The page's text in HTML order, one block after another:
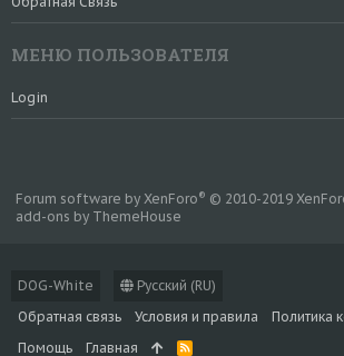
МЕНЮ ПОЛЬЗОВАТЕЛЯ
Login
DOG-White
Русский (RU)
Обратная связь
Условия и правила
Политика
Помощь
Главная
R
Forum software by XenForo® © 2010-2019
add-ons by ThemeHouse